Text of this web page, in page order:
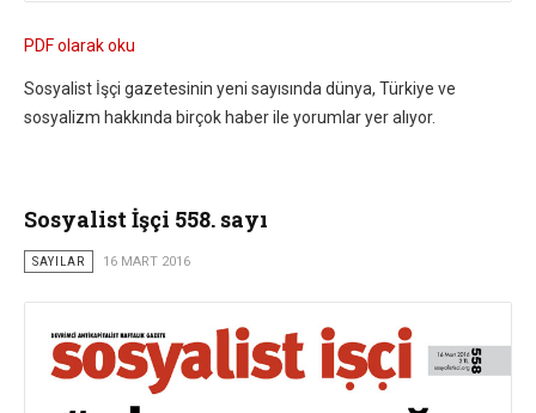
PDF olarak oku
Sosyalist İşçi gazetesinin yeni sayısında dünya, Türkiye ve
sosyalizm hakkında birçok haber ile yorumlar yer alıyor.
Sosyalist İşçi 558. sayı
SAYILAR 16 MART 2016